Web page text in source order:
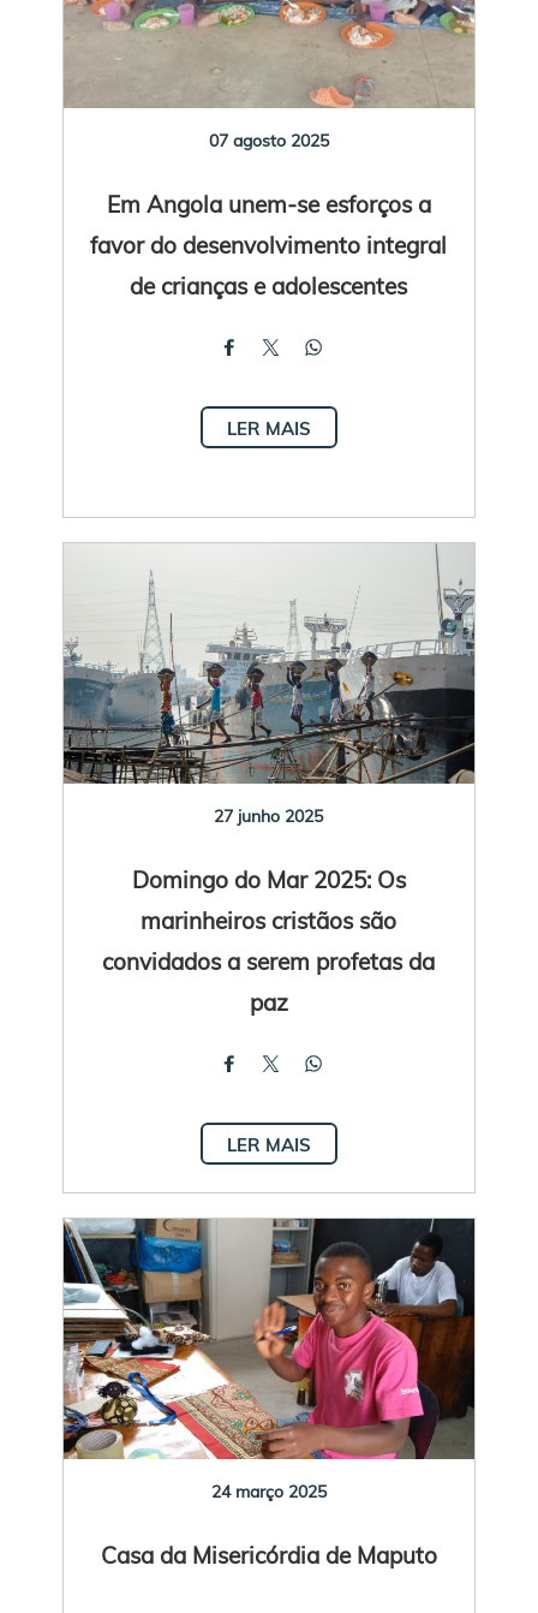
07 agosto 2025
Em Angola unem-se esforços a
favor do desenvolvimento integral
de crianças e adolescentes
LER MAIS
27 junho 2025
Domingo do Mar 2025: Os
marinheiros cristãos são
convidados a serem profetas da
paz
LER MAIS
24 março 2025
Casa da Misericórdia de Maputo